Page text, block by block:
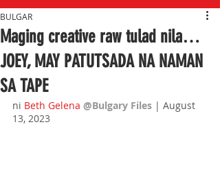
Maging creative raw tulad nila…
JOEY, MAY PATUTSADA NA NAMAN
SA TAPE
BULGAR
ni Beth Gelena @Bulgary Files | August
13, 2023